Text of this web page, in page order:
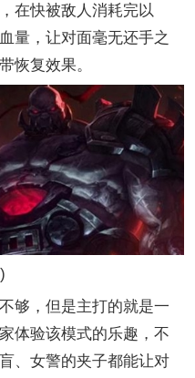
快被敌人消耗完以
量，让对面毫无还手之
恢复效果。
，但是主打的就是一
体验该模式的乐趣，不
、女警的夹子都能让对